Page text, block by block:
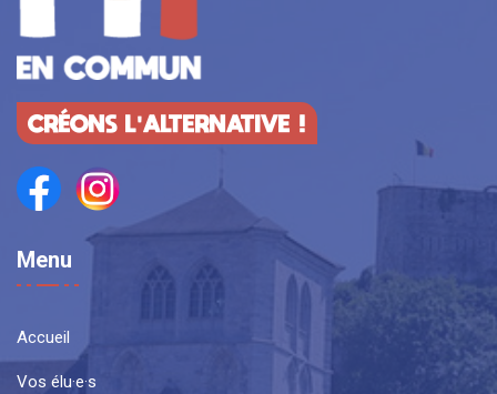
CRÉONS L'ALTERNATIVE !
Menu
Accueil
Vos élu·e·s